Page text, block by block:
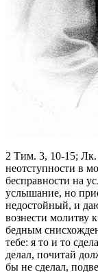
2 Тим. 3, 10-15; Лк.
неотступности в
бесправности на
услышание, но
недостойный, и
вознести молитву
бедным
тебе: я то и то
делал, почитай
бы не сделал,